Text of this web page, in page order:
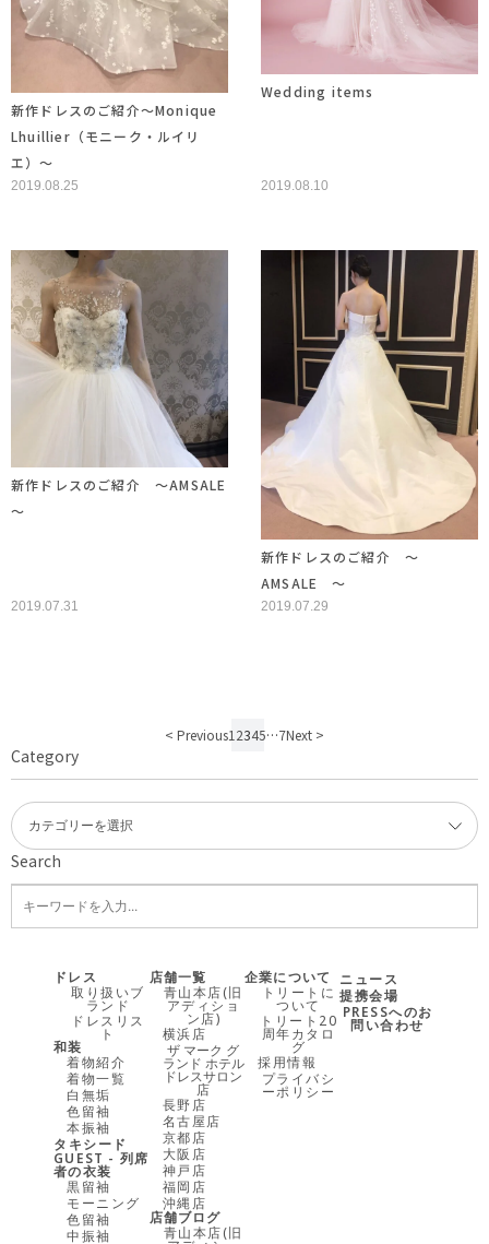
新作ドレスのご紹介～Monique
Lhuillier（モニーク・ルイリ
エ）～
2019.08.25
Wedding items
2019.08.10
新作ドレスのご紹介 ～AMSALE
～
2019.07.31
新作ドレスのご紹介 ～
AMSALE ～
2019.07.29
< Previous1 2345…7Next >
Search
Category
ドレス
取り扱いブ
ランド
ドレスリス
ト
和装
着物紹介
着物一覧
白無垢
色留袖
本振袖
タキシード
GUEST - 列席
者の衣装
黒留袖
モーニング
色留袖
中振袖
店舗一覧
青山本店(旧
アディショ
ン店)
横浜店
ザ マーク グ
ランド ホテル
ドレスサロン
店
長野店
名古屋店
京都店
大阪店
神戸店
福岡店
沖縄店
店舗ブログ
青山本店(旧
企業について
トリートに
ついて
トリート20
周年カタロ
グ
採用情報
プライバシ
ーポリシー
ニュース
提携会場
PRESSへのお
問い合わせ